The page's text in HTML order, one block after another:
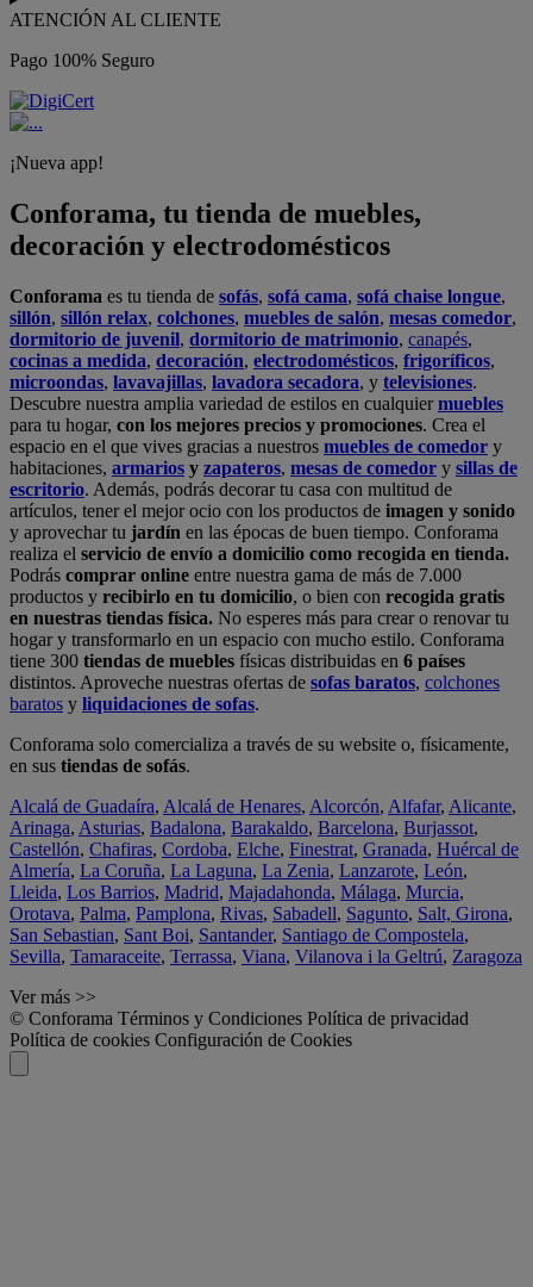
ATENCIÓN AL CLIENTE
Pago 100% Seguro
¡Nueva app!
Conforama, tu tienda de muebles,
decoración y electrodomésticos
Conforama es tu tienda de sofás, sofá cama, sofá chaise longue,
sillón, sillón relax, colchones, muebles de salón, mesas comedor,
dormitorio de juvenil, dormitorio de matrimonio, canapés,
cocinas a medida, decoración, electrodomésticos, frigoríficos,
microondas, lavavajillas, lavadora secadora, y televisiones.
Descubre nuestra amplia variedad de estilos en cualquiermuebles
para tu hogar, con los mejores precios y promociones. Crea el
espacio en el que vives gracias a nuestros muebles de comedor y
habitaciones, armarios y zapateros, mesas de comedor y sillas de
escritorio. Además, podrás decorar tu casa con multitud de
artículos, tener el mejor ocio con los productos de imagen y sonido
y aprovechar tu jardín en las épocas de buen tiempo. Conforama
realiza el servicio de envío a domicilio como recogida en tienda.
Podrás comprar online entre nuestra gama de más de 7.000
productos y recibirlo en tu domicilio, o bien con recogida gratis
en nuestras tiendas física. No esperes más para crear o renovar tu
hogar y transformarlo en un espacio con mucho estilo. Conforama
tiene 300 tiendas de muebles físicas distribuidas en 6 países
distintos. Aproveche nuestras ofertas de sofas baratos, colchones
baratos y liquidaciones de sofas.
Conforama solo comercializa a través de su website o, físicamente,
en sus tiendas de sofás.
Alcalá de Guadaíra, Alcalá de Henares, Alcorcón, Alfafar, Alicante,
Arinaga, Asturias, Badalona, Barakaldo, Barcelona, Burjassot,
Castellón, Chafiras, Cordoba, Elche, Finestrat, Granada, Huércal de
Almería, La Coruña, La Laguna, La Zenia, Lanzarote, León,
Lleida, Los Barrios, Madrid, Majadahonda, Málaga, Murcia,
Orotava, Palma, Pamplona, Rivas, Sabadell, Sagunto, Salt, Girona,
San Sebastian, Sant Boi, Santander, Santiago de Compostela,
Sevilla, Tamaraceite, Terrassa, Viana, Vilanova i la Geltrú, Zaragoza
Ver más >>
© Conforama Términos y Condiciones Política de privacidad
Política de cookies Configuración de Cookies